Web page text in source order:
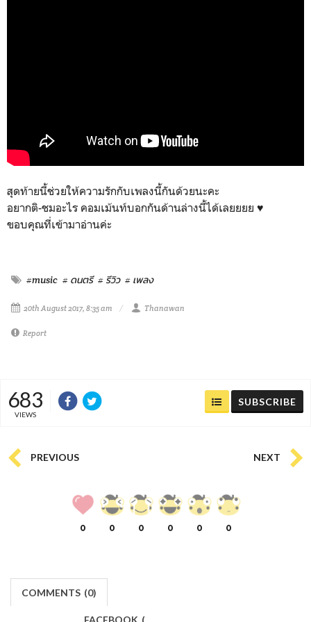
สุดท้ายนี้ช่วยให้ความรักกับเพลงนี้กันด้วยนะคะ
อยากติ-ชมอะไร คอมเม้นท์บอกกันด้านล่างนี้ได้เลยยยย ♥
ขอบคุณที่เข้ามาอ่านค่ะ
#music # ดนตรี # รีวิว # เพลง
20th August 2017, 8:35 am Thanawan
Report
683
VIEWS
SUBSCRIBE
PREVIOUS NEXT
0 0 0 0 0 0
COMMENTS (0)